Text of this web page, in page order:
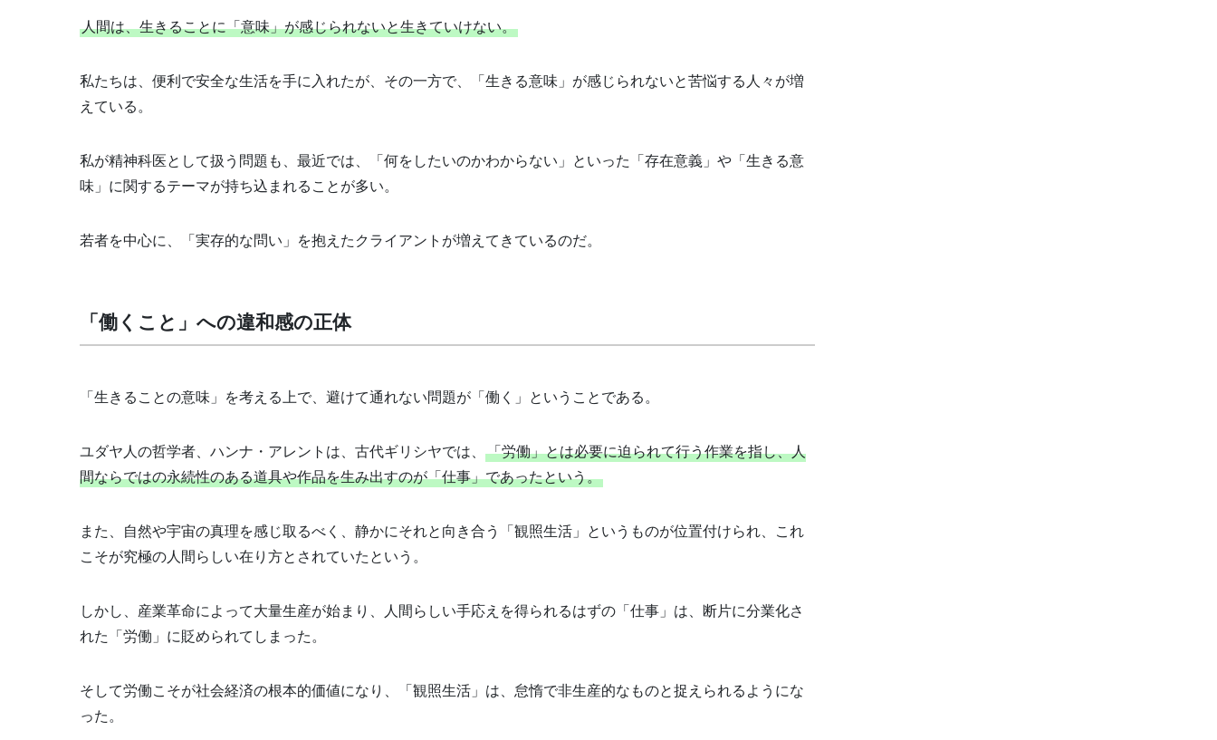
人間は、生きることに「意味」が感じられないと生きていけない。
私たちは、便利で安全な生活を手に入れたが、その一方で、「生きる意味」が感じられないと苦悩する人々が増
えている。
私が精神科医として扱う問題も、最近では、「何をしたいのかわからない」といった「存在意義」や「生きる意
味」に関するテーマが持ち込まれることが多い。
若者を中心に、「実存的な問い」を抱えたクライアントが増えてきているのだ。
「働くこと」への違和感の正体
「生きることの意味」を考える上で、避けて通れない問題が「働く」ということである。
ユダヤ人の哲学者、ハンナ・アレントは、古代ギリシヤでは、 「労働」とは必要に迫られて行う作業を指し、人
間ならではの永続性のある道具や作品を生み出すのが「仕事」であったという。
また、自然や宇宙の真理を感じ取るべく、静かにそれと向き合う「観照生活」というものが位置付けられ、これ
こそが究極の人間らしい在り方とされていたという。
しかし、産業革命によって大量生産が始まり、人間らしい手応えを得られるはずの「仕事」は、断片に分業化さ
れた「労働」に貶められてしまった。
そして労働こそが社会経済の根本的価値になり、「観照生活」は、怠惰で非生産的なものと捉えられるようにな
った。